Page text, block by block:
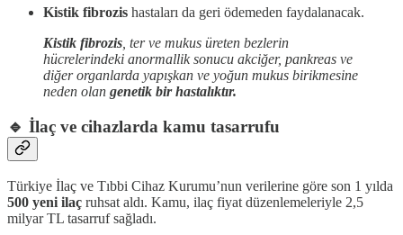
Kistik fibrozis hastaları da geri ödemeden faydalanacak.
Kistik fibrozis , ter ve mukus üreten bezlerin
hücrelerindeki anormallik sonucu akciğer, pankreas ve
diğer organlarda yapışkan ve yoğun mukus birikmesine
neden olan genetik bir hastalıktır.
🔹 İlaç ve cihazlarda kamu tasarrufu
Türkiye İlaç ve Tıbbi Cihaz Kurumu’nun verilerine göre son 1 yılda
500 yeni ilaç ruhsat aldı. Kamu, ilaç fiyat düzenlemeleriyle 2,5
milyar TL tasarruf sağladı.